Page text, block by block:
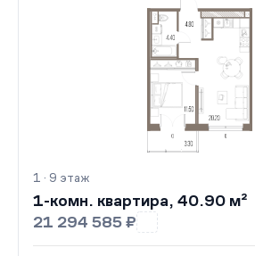
1 · 9 этаж
1-комн. квартира, 40.90 м²
21 294 585 ₽